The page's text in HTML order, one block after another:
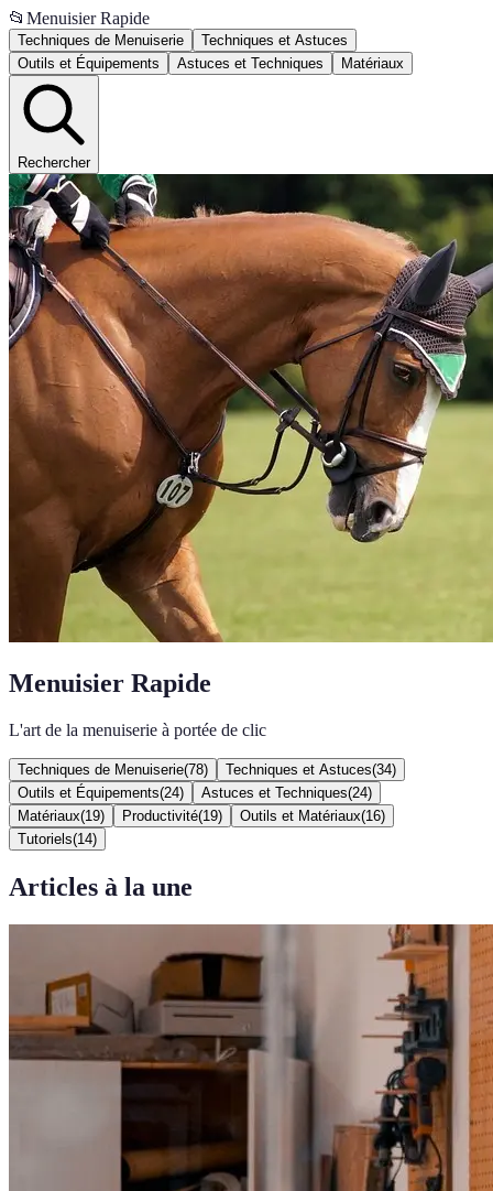
📂 Menuisier Rapide
Techniques de Menuiserie
Techniques et Astuces
Outils et Équipements
Astuces et Techniques Matériaux
Rechercher
Menuisier Rapide
L'art de la menuiserie à portée de clic
Techniques de Menuiserie(78) Techniques et Astuces(34)
Outils et Équipements(24) Astuces et Techniques(24)
Matériaux(19) Productivité(19) Outils et Matériaux(16)
Tutoriels(14)
Articles à la une